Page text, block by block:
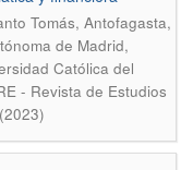
Tomás, Antofagasta,
de Madrid,
Católica del
- Revista de Estudios